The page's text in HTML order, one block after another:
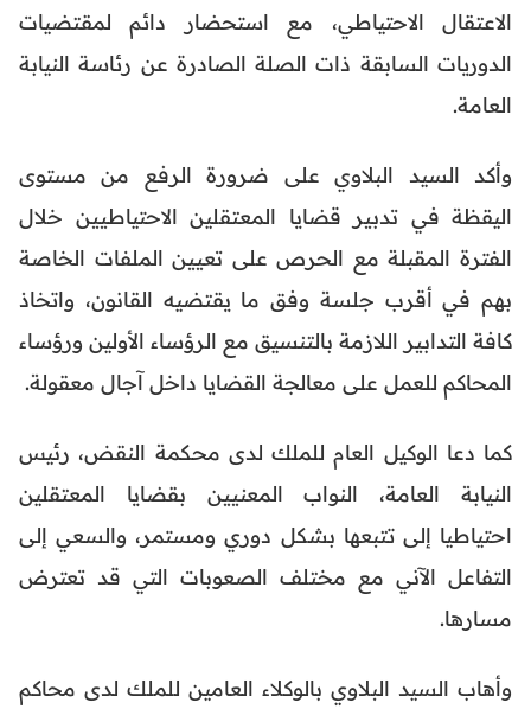
الاعتقال الاحتياطي، مع استحضار دائم لمقتضيات
الدوريات السابقة ذات الصلة الصادرة عن رئاسة النيابة
العامة.
وأكد السيد البلاوي على ضرورة الرفع من مستوى
اليقظة في تدبير قضايا المعتقلين الاحتياطيين خلال
الفترة المقبلة مع الحرص على تعيين الملفات الخاصة
بهم في أقرب جلسة وفق ما يقتضيه القانون، واتخاذ
كافة التدابير اللازمة بالتنسيق مع الرؤساء الأولين ورؤساء
المحاكم للعمل على معالجة القضايا داخل آجال معقولة.
كما دعا الوكيل العام للملك لدى محكمة النقض، رئيس
النيابة العامة، النواب المعنيين بقضايا المعتقلين
احتياطيا إلى تتبعها بشكل دوري ومستمر، والسعي إلى
التفاعل الآني مع مختلف الصعوبات التي قد تعترض
مسارها.
وأهاب السيد البلاوي بالوكلاء العامين للملك لدى محاكم